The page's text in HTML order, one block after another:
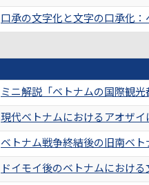
口承の文字化と文字の口承化
ミニ解説「ベトナムの国際観
現代ベトナムにおけるアオザ
ベトナム戦争終結後の旧南ベ
ドイモイ後のベトナムにおけ